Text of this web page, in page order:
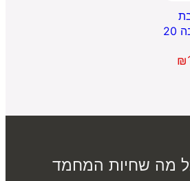
לקוקטילים וציפורי אהבה 20
₪
מה שחיות המחמד